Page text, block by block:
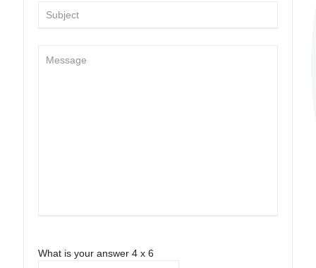
What is your answer 4 x 6